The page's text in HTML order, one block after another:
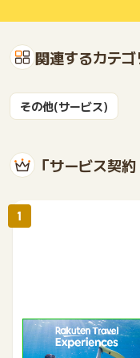
関連するカテゴ
その他(サービス)
「サービス契
楽天トラベル観光体験
1